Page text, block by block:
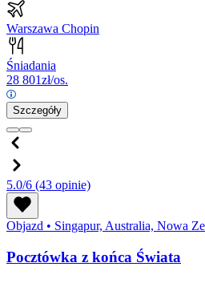
Warszawa Chopin
Śniadania
28 801zł/os.
Szczegóły
5.0/6 (43 opinie)
Objazd • Singapur, Australia, Nowa
Pocztówka z końca Świata